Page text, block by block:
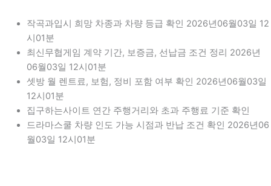
작곡과입시 희망 차종과 차량 등급 확인 2026년06월03일 12
시01분
최신무협게임 계약 기간, 보증금, 선납금 조건 정리 2026년
06월03일 12시01분
셋방 월 렌트료, 보험, 정비 포함 여부 확인 2026년06월03일
12시01분
집구하는사이트 연간 주행거리와 초과 주행료 기준 확인
드라마스쿨 차량 인도 가능 시점과 반납 조건 확인 2026년06
월03일 12시01분